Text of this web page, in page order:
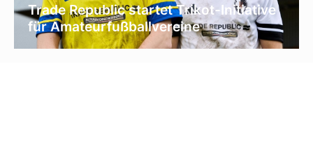
Trade Republic startet Trikot-Initiative
für Amateurfußballvereine